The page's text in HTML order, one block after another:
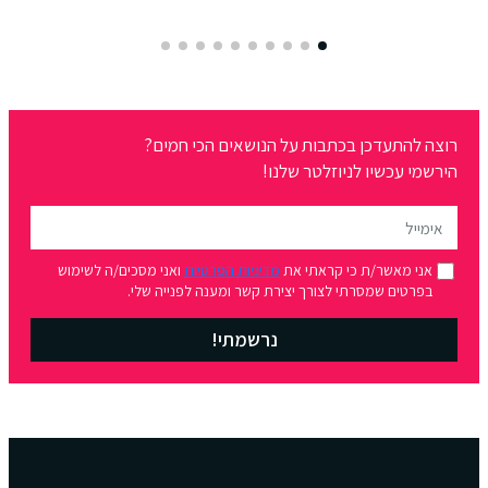
רוצה להתעדכן בכתבות על הנושאים הכי חמים?
הירשמי עכשיו לניוזלטר שלנו!
אני מאשר/ת כי קראתי אתמדיניות הפרטיותואני מסכים/ה לשימוש
בפרטים שמסרתי לצורך יצירת קשר ומענה לפנייה שלי.
נרשמתי!